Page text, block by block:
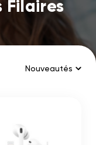
Filaires